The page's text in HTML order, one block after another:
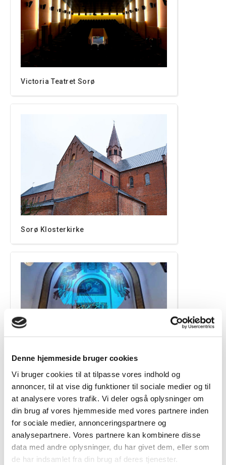
Denne hjemmeside bruger cookies
Vi bruger cookies til at tilpasse vores indhold og
annoncer, til at vise dig funktioner til sociale medier og til
at analysere vores trafik. Vi deler også oplysninger om
din brug af vores hjemmeside med vores partnere inden
for sociale medier, annonceringspartnere og
analysepartnere. Vores partnere kan kombinere disse
data med andre oplysninger, du har givet dem, eller som
de har indsamlet fra din brug af deres tjenester.
Victoria Teatret Sorø
Sorø Klosterkirke
Sankt Markus Kirke